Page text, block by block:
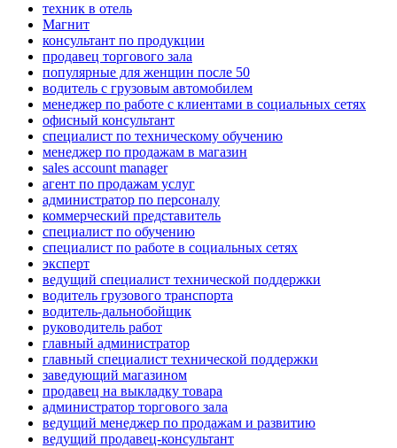
техник в отель
Магнит
консультант по продукции
продавец торгового зала
популярные для женщин после 50
водитель с грузовым автомобилем
менеджер по работе с клиентами в социальных сетях
офисный консультант
специалист по техническому обучению
менеджер по продажам в магазин
sales account manager
агент по продажам услуг
администратор по персоналу
коммерческий представитель
специалист по обучению
специалист по работе в социальных сетях
эксперт
ведущий специалист технической поддержки
водитель грузового транспорта
водитель-дальнобойщик
руководитель работ
главный администратор
главный специалист технической поддержки
заведующий магазином
продавец на выкладку товара
администратор торгового зала
ведущий менеджер по продажам и развитию
ведущий продавец-консультант